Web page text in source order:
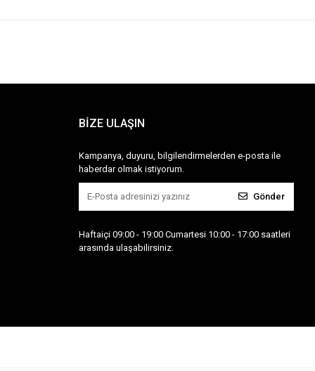
BİZE ULAŞIN
Kampanya, duyuru, bilgilendirmelerden e-posta ile
haberdar olmak istiyorum.
Gönder
Haftaiçi 09:00 - 19:00 Cumartesi 10:00 - 17:00 saatleri
arasında ulaşabilirsiniz.